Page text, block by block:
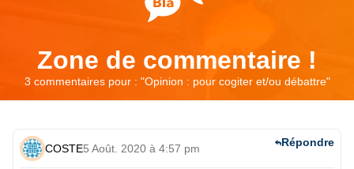
Zone de commentaire !
3 commentaires pour : "Opinion : pour cogiter et/ou débattre"
COSTE5 Août. 2020 à 4:57 pm Répondre